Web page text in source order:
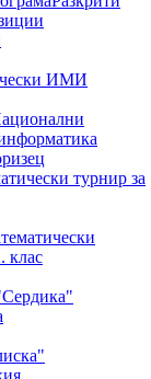
ИМИ
турнир за
клас